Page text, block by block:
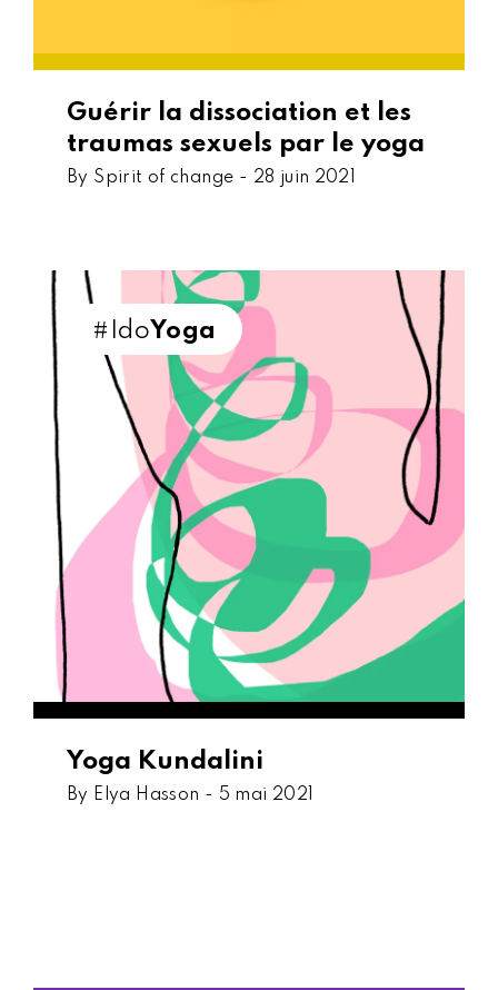
Guérir la dissociation et les
traumas sexuels par le yoga
By Spirit of change - 28 juin 2021
#IdoYoga
Yoga Kundalini
By Elya Hasson - 5 mai 2021